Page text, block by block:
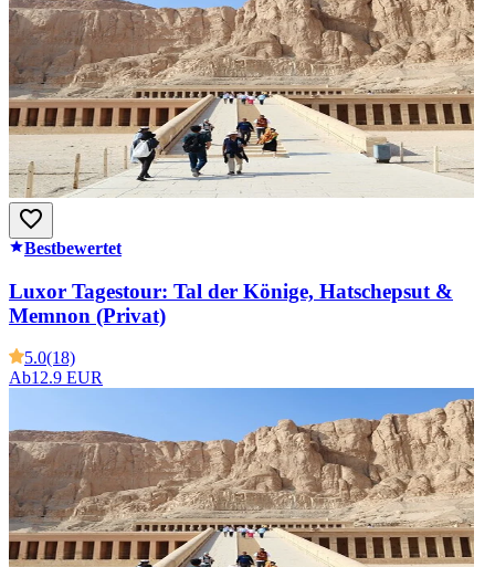
Bestbewertet
Luxor Tagestour: Tal der Könige, Hatschepsut &
Memnon (Privat)
5.0(18)
Ab12.9 EUR